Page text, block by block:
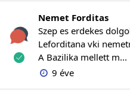
Nemet Forditas
Szep es erdekes
Leforditana vki
A Bazilika mellett m...
9 éve